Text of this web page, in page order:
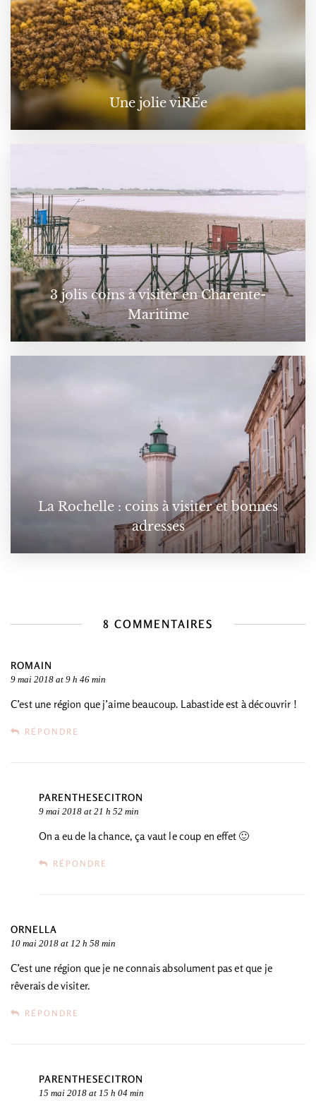
Une jolie viRÉe
3 jolis coins à visiter en Charente-
Maritime
La Rochelle : coins à visiter et bonnes
adresses
8 COMMENTAIRES
ROMAIN
9 mai 2018 at 9 h 46 min
C’est une région que j’aime beaucoup. Labastide est à découvrir !
RÉPONDRE
PARENTHESECITRON
9 mai 2018 at 21 h 52 min
On a eu de la chance, ça vaut le coup en effet 🙂
RÉPONDRE
ORNELLA
10 mai 2018 at 12 h 58 min
C’est une région que je ne connais absolument pas et que je
rêverais de visiter.
RÉPONDRE
PARENTHESECITRON
15 mai 2018 at 15 h 04 min